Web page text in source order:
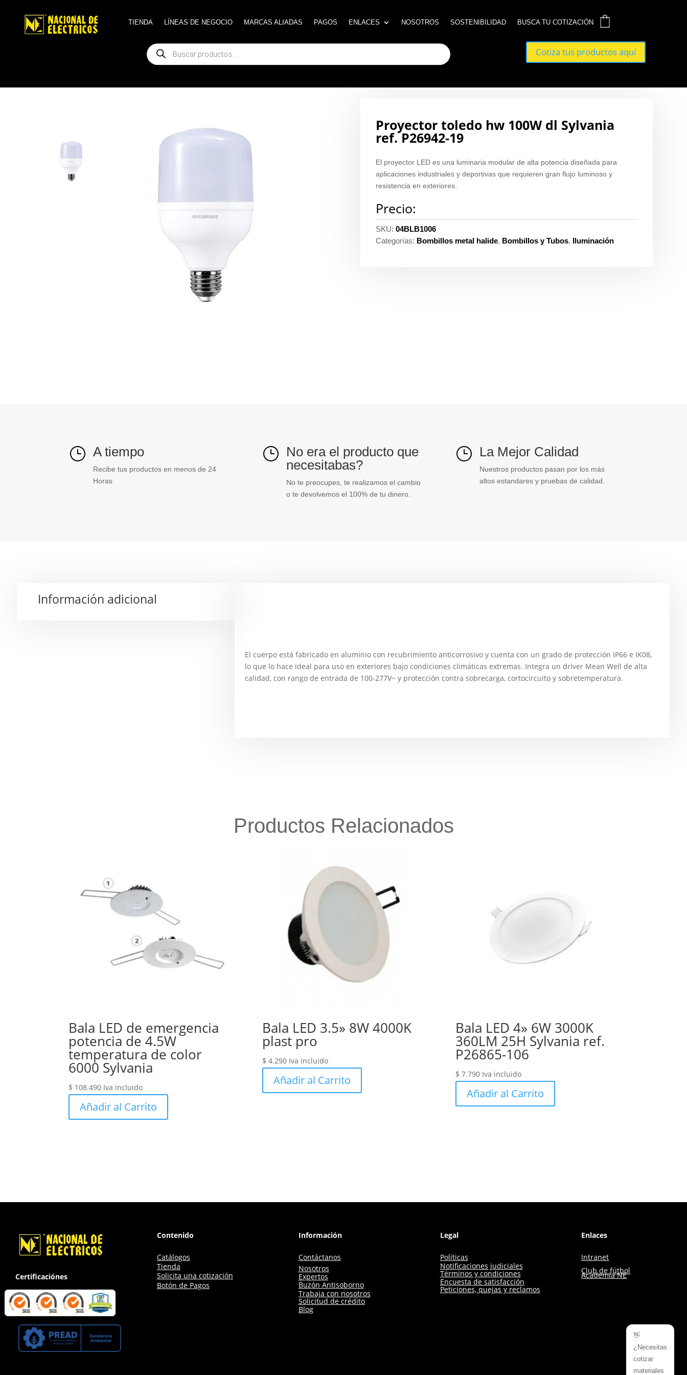
TIENDA LÍNEAS DE NEGOCIO MARCAS ALIADAS PAGOS ENLACES NOSOTROS SOSTENIBILIDAD BUSCA TU COTIZACIÓN
Búsqueda
de
productos
Cotiza tus productos aquí
TIENDA LÍNEAS DE NEGOCIO MARCAS ALIADAS PAGOS ENLACES NOSOTROS SOSTENIBILIDAD BUSCA TU COTIZACIÓN
Búsqueda
de
productos
Cotiza tus productos aquí
Proyector toledo hw 100W dl Sylvania
ref. P26942-19
El proyector LED es una luminaria modular de alta potencia diseñada para
aplicaciones industriales y deportivas que requieren gran flujo luminoso y
resistencia en exteriores.
Precio:
SKU:04BLB1006
Categorías: Bombillos metal halide, Bombillos y Tubos, Iluminación
} A tiempo
Recibe tus productos en menos de 24
Horas
} No era el producto que
necesitabas?
No te preocupes, te realizamos el cambio
o te devolvemos el 100% de tu dinero.
} La Mejor Calidad
Nuestros productos pasan por los más
altos estandares y pruebas de calidad.
Información adicional
El cuerpo está fabricado en aluminio con recubrimiento anticorrosivo y cuenta con un grado de protección IP66 e IK08,
lo que lo hace ideal para uso en exteriores bajo condiciones climáticas extremas. Integra un driver Mean Well de alta
calidad, con rango de entrada de 100-277V~ y protección contra sobrecarga, cortocircuito y sobretemperatura.
Productos Relacionados
Bala LED de emergencia
potencia de 4.5W
temperatura de color
6000 Sylvania
$ 108.490 Iva incluido
Añadir al Carrito
Bala LED 3.5» 8W 4000K
plast pro
$ 4.290 Iva incluido
Añadir al Carrito
Bala LED 4» 6W 3000K
360LM 25H Sylvania ref.
P26865-106
$ 7.790 Iva incluido
Añadir al Carrito
Certificaciónes
Contenido
Catálogos
Tienda
Solicita una cotización
Botón de Pagos
Información
Contáctanos
Nosotros
Expertos
Buzón Antisoborno
Trabaja con nosotros
Solicitud de crédito
Blog
Legal
Políticas
Notificaciones judiciales
Términos y condiciones
Encuesta de satisfacción
Peticiones, quejas y reclamos
Enlaces
Intranet
Club de fútbol
Academia NE
👋
¿Necesitas
cotizar
materiales